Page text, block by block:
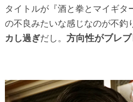
タイトルが『酒と拳とマイギタ
の不良みたいな感じなのが不釣
カし過ぎだし。 方向性がブレブ